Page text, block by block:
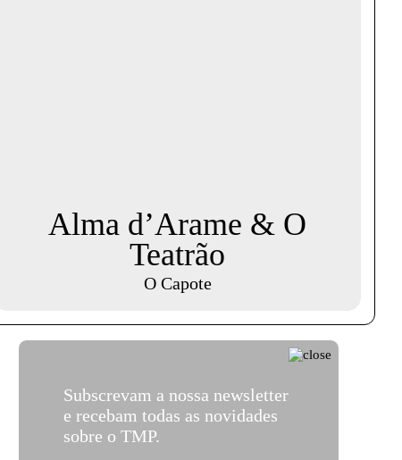
Alma d’Arame & O
Teatrão
O Capote
Subscrevam a nossa newsletter
e recebam todas as novidades
sobre o TMP.